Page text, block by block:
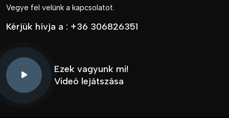
Vegye fel velünk a kapcsolatot.
Kérjük hívja a : +36 306826351
Ezek vagyunk mi!
Videó lejátszása